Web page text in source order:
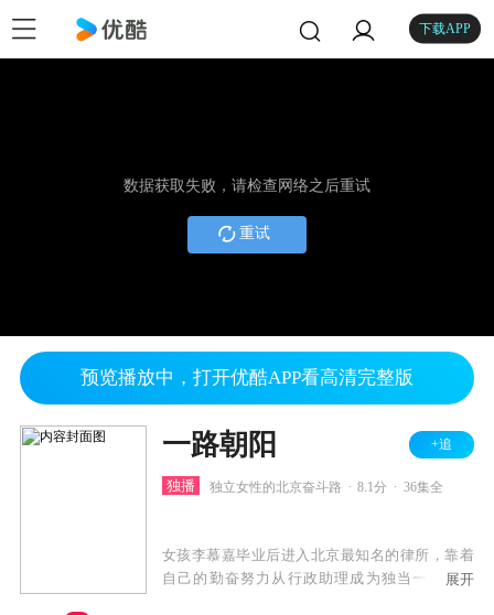
下载APP
数据获取失败，请检查网络之后重试
重试
预览播放中，打开优酷APP看高清完整版
一路朝阳 +追
独播 独立女性的北京奋斗路 8.1分 36集全
女孩李慕嘉毕业后进入北京最知名的律所，靠着
自己的勤奋努力从行政助理成为独当一面的律
展开